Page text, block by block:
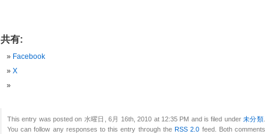
共有:
Facebook
X
This entry was posted on 水曜日, 6月 16th, 2010 at 12:35 PM and is filed under 未分類
You can follow any responses to this entry through the RSS 2.0 feed. Both comments